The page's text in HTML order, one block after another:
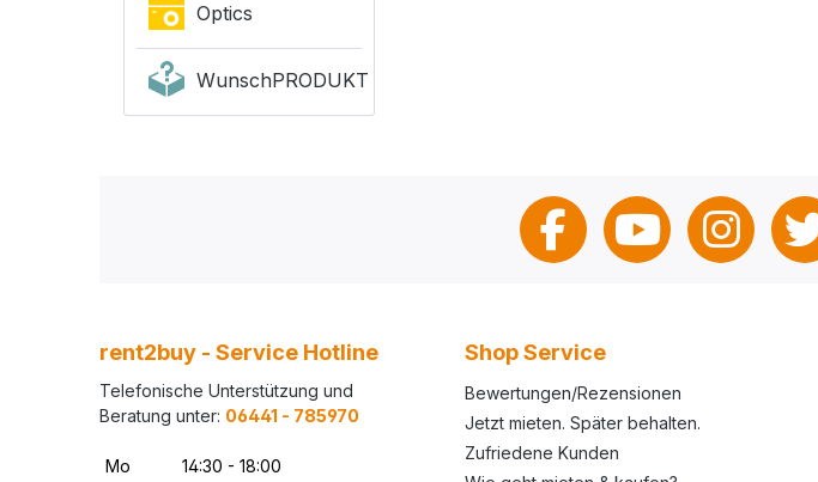
Optics
WunschPRODUKT
rent2buy - Service Hotline
Telefonische Unterstützung und
Beratung unter: 06441 - 785970
Mo
14:30 - 18:00
Shop Service
Bewertungen/Rezensionen
Jetzt mieten. Später behalten.
Zufriedene Kunden